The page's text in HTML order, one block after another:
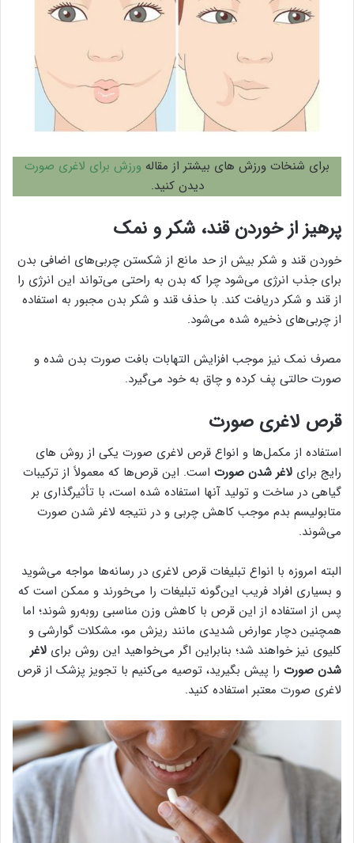
برای شنخات ورزش های بیشتر از مقاله ورزش برای لاغری صورت
دیدن کنید.
پرهیز از خوردن قند، شکر و نمک
خوردن قند و شکر بیش از حد مانع از شکستن چربی‌های اضافی بدن
برای جذب انرژی می‌شود چرا که بدن به‌ راحتی می‌تواند این انرژی را
از قند و شکر دریافت کند. با حذف قند و شکر بدن مجبور به استفاده
از چربی‌های ذخیره شده می‌شود.
مصرف نمک نیز موجب افزایش التهابات بافت صورت بدن شده و
صورت حالتی پف کرده و چاق به خود می‌گیرد.
قرص لاغری صورت
استفاده از مکمل‌ها و انواع قرص لاغری صورت یکی از روش های
رایج برای لاغر شدن صورت است. این قرص‌ها که معمولاً از ترکیبات
گیاهی در ساخت و تولید آنها استفاده شده است، با تأثیرگذاری بر
متابولیسم بدم موجب کاهش چربی و در نتیجه لاغر شدن صورت
می‌شوند.
البته امروزه با انواع تبلیغات قرص لاغری در رسانه‌ها مواجه می‌شوید
و بسیاری افراد فریب این‌گونه تبلیغات را می‌خورند و ممکن است که
پس از استفاده از این قرص با کاهش وزن مناسبی روبه‌رو شوند؛ اما
همچنین دچار عوارض شدیدی مانند ریزش مو، مشکلات گوارشی و
کلیوی نیز خواهند شد؛ بنابراین اگر می‌خواهید این روش برای لاغر
شدن صورت را پیش بگیرید، توصیه می‌کنیم با تجویز پزشک از قرص
لاغری صورت معتبر استفاده کنید.